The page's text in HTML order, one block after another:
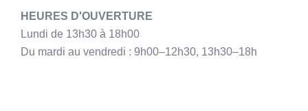
HEURES D'OUVERTURE
Lundi de 13h30 à 18h00
Du mardi au vendredi : 9h00–12h30, 13h30–18h